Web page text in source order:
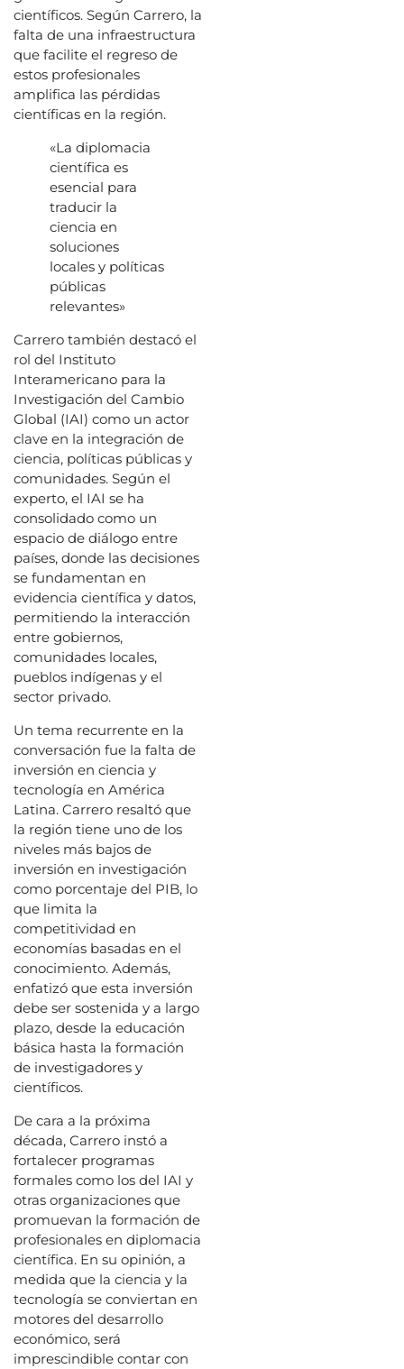
científicos. Según Carrero, la
falta de una infraestructura
que facilite el regreso de
estos profesionales
amplifica las pérdidas
científicas en la región.
«La diplomacia
científica es
esencial para
traducir la
ciencia en
soluciones
locales y políticas
públicas
relevantes»
Carrero también destacó el
rol del Instituto
Interamericano para la
Investigación del Cambio
Global (IAI) como un actor
clave en la integración de
ciencia, políticas públicas y
comunidades. Según el
experto, el IAI se ha
consolidado como un
espacio de diálogo entre
países, donde las decisiones
se fundamentan en
evidencia científica y datos,
permitiendo la interacción
entre gobiernos,
comunidades locales,
pueblos indígenas y el
sector privado.
Un tema recurrente en la
conversación fue la falta de
inversión en ciencia y
tecnología en América
Latina. Carrero resaltó que
la región tiene uno de los
niveles más bajos de
inversión en investigación
como porcentaje del PIB, lo
que limita la
competitividad en
economías basadas en el
conocimiento. Además,
enfatizó que esta inversión
debe ser sostenida y a largo
plazo, desde la educación
básica hasta la formación
de investigadores y
científicos.
De cara a la próxima
década, Carrero instó a
fortalecer programas
formales como los del IAI y
otras organizaciones que
promuevan la formación de
profesionales en diplomacia
científica. En su opinión, a
medida que la ciencia y la
tecnología se conviertan en
motores del desarrollo
económico, será
imprescindible contar con